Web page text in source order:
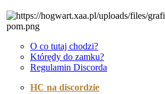
O co tutaj chodzi?
Którędy do zamku?
Regulamin Discorda
HC na discordzie